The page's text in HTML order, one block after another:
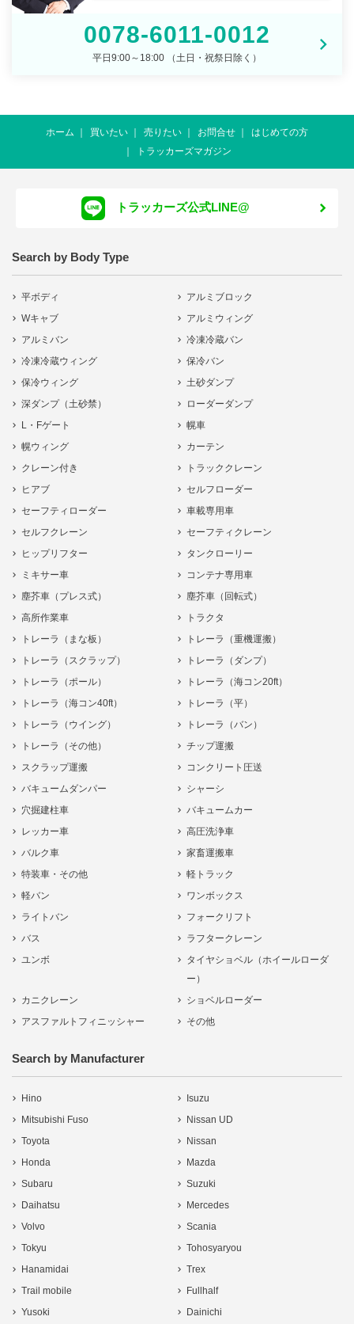
0078-6011-0012
平日9:00～18:00 （土日・祝祭日除く）
ホーム 買いたい 売りたい お問合せ
はじめての方
トラッカーズマガジン
トラッカーズ公式LINE@
Search by Body Type
平ボディ
アルミブロック
Wキャブ
アルミウィング
アルミバン
冷凍冷蔵バン
冷凍冷蔵ウィング
保冷バン
保冷ウィング
土砂ダンプ
深ダンプ（土砂禁）
ローダーダンプ
L・Fゲート
幌車
幌ウィング
カーテン
クレーン付き
トラッククレーン
ヒアブ
セルフローダー
セーフティローダー
車載専用車
セルフクレーン
セーフティクレーン
ヒップリフター
タンクローリー
ミキサー車
コンテナ専用車
塵芥車（プレス式）
塵芥車（回転式）
高所作業車
トラクタ
トレーラ（まな板）
トレーラ（重機運搬）
トレーラ（スクラップ）
トレーラ（ダンプ）
トレーラ（ポール）
トレーラ（海コン20ft）
トレーラ（海コン40ft）
トレーラ（平）
トレーラ（ウイング）
トレーラ（バン）
トレーラ（その他）
チップ運搬
スクラップ運搬
コンクリート圧送
バキュームダンパー
シャーシ
穴掘建柱車
バキュームカー
レッカー車
高圧洗浄車
バルク車
家畜運搬車
特装車・その他
軽トラック
軽バン
ワンボックス
ライトバン
フォークリフト
バス
ラフタークレーン
ユンボ
タイヤショベル（ホイールローダ
ー）
カニクレーン
ショベルローダー
アスファルトフィニッシャー
その他
Search by Manufacturer
Hino
Isuzu
Mitsubishi Fuso
Nissan UD
Toyota
Nissan
Honda
Mazda
Subaru
Suzuki
Daihatsu
Mercedes
Volvo
Scania
Tokyu
Tohosyaryou
Hanamidai
Trex
Trail mobile
Fullhalf
Yusoki
Dainichi